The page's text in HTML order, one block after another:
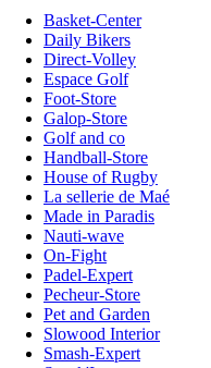
Basket-Center
Daily Bikers
Direct-Volley
Espace Golf
Foot-Store
Galop-Store
Golf and co
Handball-Store
House of Rugby
La sellerie de Maé
Made in Paradis
Nauti-wave
On-Fight
Padel-Expert
Pecheur-Store
Pet and Garden
Slowood Interior
Smash-Expert